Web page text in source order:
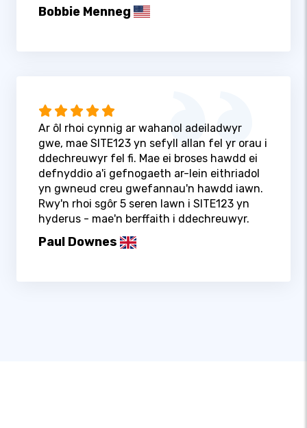
Bobbie Menneg
Ar ôl rhoi cynnig ar wahanol adeiladwyr
gwe, mae SITE123 yn sefyll allan fel yr orau i
ddechreuwyr fel fi. Mae ei broses hawdd ei
defnyddio a'i gefnogaeth ar-lein eithriadol
yn gwneud creu gwefannau'n hawdd iawn.
Rwy'n rhoi sgôr 5 seren lawn i SITE123 yn
hyderus - mae'n berffaith i ddechreuwyr.
Paul Downes